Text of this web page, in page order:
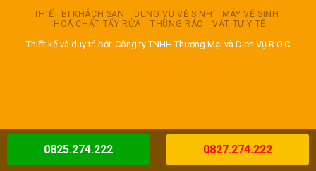
THIẾT BỊ KHÁCH SẠN DỤNG VỤ VỆ SINH
MÁY VỆ SINH
HOÁ CHẤT TẨY RỬA
THÙNG RÁC VẬT TƯ Y TẾ
Thiết kế và duy trì bởi: Công ty TNHH Thương Mại và Dịch Vụ R.O.C
0825.274.222 0827.274.222